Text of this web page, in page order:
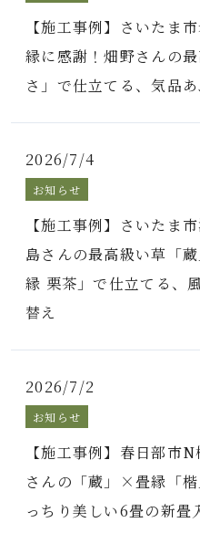
【施工事例】さいたま
縁に感謝！畑野さんの
さ」で仕立てる、気品
2026/7/4
お知らせ
【施工事例】さいたま
島さんの最高級い草「
縁 栗茶」で仕立てる、
替え
2026/7/2
お知らせ
【施工事例】春日部市
さんの「蔵」×畳縁「
っちり美しい6畳の新畳